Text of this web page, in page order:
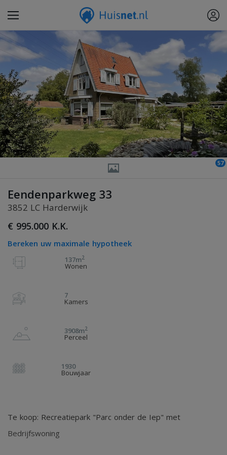
57
Eendenparkweg 33
3852 LC Harderwijk
€ 995.000 K.K.
Bereken uw maximale hypotheek
137m2
Wonen
7
Kamers
3908m2
Perceel
1930
Bouwjaar
Te koop: Recreatiepark "Parc onder de Iep" met
Bedrijfswoning